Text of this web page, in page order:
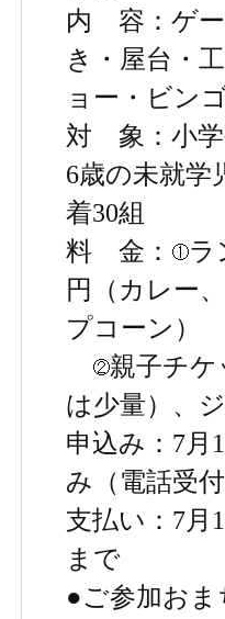
内 容：ゲ
き・屋台・
ョー・ビン
対 象：小学
6歳の未就学
着30組
料 金：
ラ
円（カレー
プコーン）
親子チケ
は少量）、
申込み：7月
み（電話受
支払い：7月
まで
●ご参加お